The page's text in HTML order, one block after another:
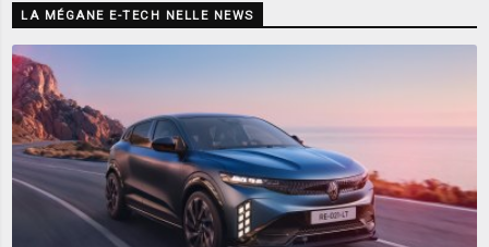
LA MÉGANE E-TECH NELLE NEWS